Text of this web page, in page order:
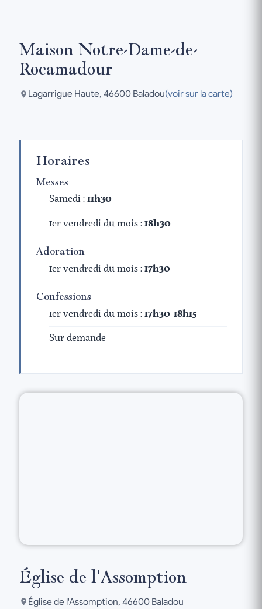
Maison Notre-Dame-de-
Rocamadour
Lagarrigue Haute, 46600 Baladou(voir sur la carte)
Horaires
Messes
Samedi :11h30
1er vendredi du mois :18h30
Adoration
1er vendredi du mois :17h30
Confessions
1er vendredi du mois :17h30-18h15
Sur demande
Église de l'Assomption
Église de l'Assomption, 46600 Baladou